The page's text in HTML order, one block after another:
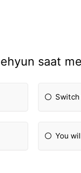
saat
You